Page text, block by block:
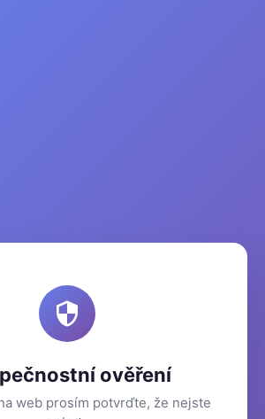
ověření
web prosím potvrďte, že nejste